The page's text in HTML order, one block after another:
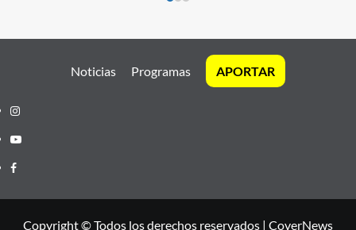
Noticias Programas APORTAR
Instagram
Youtube
Facebook
Copyright © Todos los derechos reservados | CoverNews